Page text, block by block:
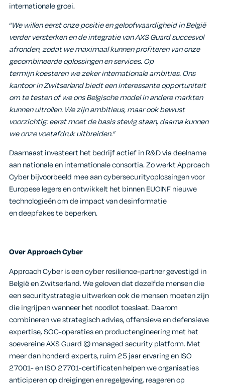
internationale groei.
“We willen eerst onze positie en geloofwaardigheid in België
verder versterken en de integratie van AXS Guard succesvol
afronden, zodat we maximaal kunnen profiteren van onze
gecombineerde oplossingen en services. Op
termijn koesteren we zeker internationale ambities. Ons
kantoor in Zwitserland biedt een interessante opportuniteit
om te testen of we ons Belgische model in andere markten
kunnen uitrollen. We zijn ambitieus, maar ook bewust
voorzichtig: eerst moet de basis stevig staan, daarna kunnen
we onze voetafdruk uitbreiden.”
Daarnaast investeert het bedrijf actief in R&D via deelname
aan nationale en internationale consortia. Zo werkt Approach
Cyber bijvoorbeeld mee aan cybersecurityoplossingen voor
Europese legers en ontwikkelt het binnen EUCINF nieuwe
technologieën om de impact van desinformatie
en deepfakes te beperken.
Over Approach Cyber
Approach Cyber is een cyber resilience-partner gevestigd in
België en Zwitserland. We geloven dat dezelfde mensen die
een securitystrategie uitwerken ook de mensen moeten zijn
die ingrijpen wanneer het noodlot toeslaat. Daarom
combineren we strategisch advies, offensieve en defensieve
expertise, SOC-operaties en productengineering met het
soevereine AXS Guard © managed security platform. Met
meer dan honderd experts, ruim 25 jaar ervaring en ISO
27001- en ISO 27701-certificaten helpen we organisaties
anticiperen op dreigingen en regelgeving, reageren op